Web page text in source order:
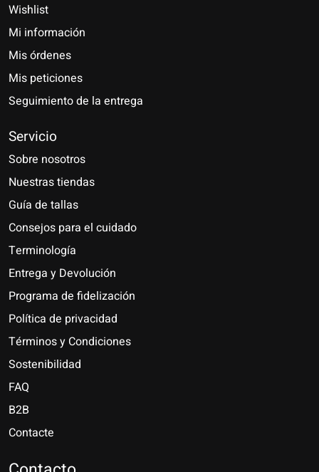
Wishlist
Mi información
Mis órdenes
Mis peticiones
Seguimiento de la entrega
Servicio
Sobre nosotros
Nuestras tiendas
Guía de tallas
Consejos para el cuidado
Terminología
Entrega y Devolución
Programa de fidelización
Política de privacidad
Términos y Condiciones
Sostenibilidad
FAQ
B2B
Contacte